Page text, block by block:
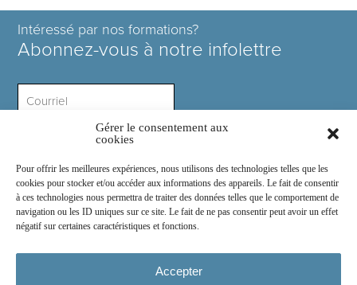
Gérer le consentement aux
cookies
Pour offrir les meilleures expériences, nous utilisons des technologies telles que les
cookies pour stocker et/ou accéder aux informations des appareils. Le fait de consentir
à ces technologies nous permettra de traiter des données telles que le comportement de
navigation ou les ID uniques sur ce site. Le fait de ne pas consentir peut avoir un effet
négatif sur certaines caractéristiques et fonctions.
Accepter
Intéressé par nos formations?
Abonnez-vous à notre infolettre